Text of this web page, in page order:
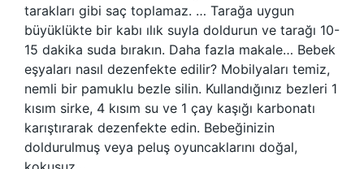
tarakları gibi saç toplamaz. … Tarağa uygun
büyüklükte bir kabı ılık suyla doldurun ve tarağı 10-
15 dakika suda bırakın. Daha fazla makale… Bebek
eşyaları nasıl dezenfekte edilir? Mobilyaları temiz,
nemli bir pamuklu bezle silin. Kullandığınız bezleri 1
kısım sirke, 4 kısım su ve 1 çay kaşığı karbonatı
karıştırarak dezenfekte edin. Bebeğinizin
doldurulmuş veya peluş oyuncaklarını doğal,